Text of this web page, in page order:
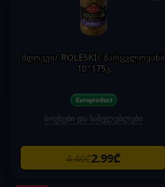
მდოგვი/ ROLESKI/ მარცვლოვანი
10*175გ
სოუსები და სანელებლები
4.40₾2.99₾